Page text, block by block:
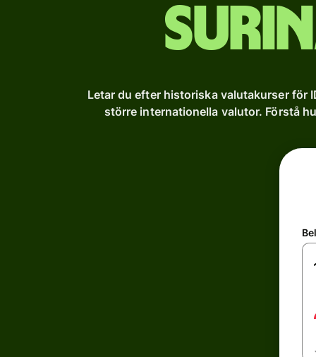
Letar du efter historiska valutakurser för
större internationella valutor. Förstå